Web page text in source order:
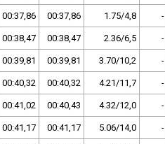
00:37,86 00:37,86 1.75/4,8 -
00:38,47 00:38,47 2.36/6,5 -
00:39,81 00:39,81 3.70/10,2 -
00:40,32 00:40,32 4.21/11,7 -
00:41,02 00:40,43 4.32/12,0 -
00:41,17 00:41,17 5.06/14,0 -